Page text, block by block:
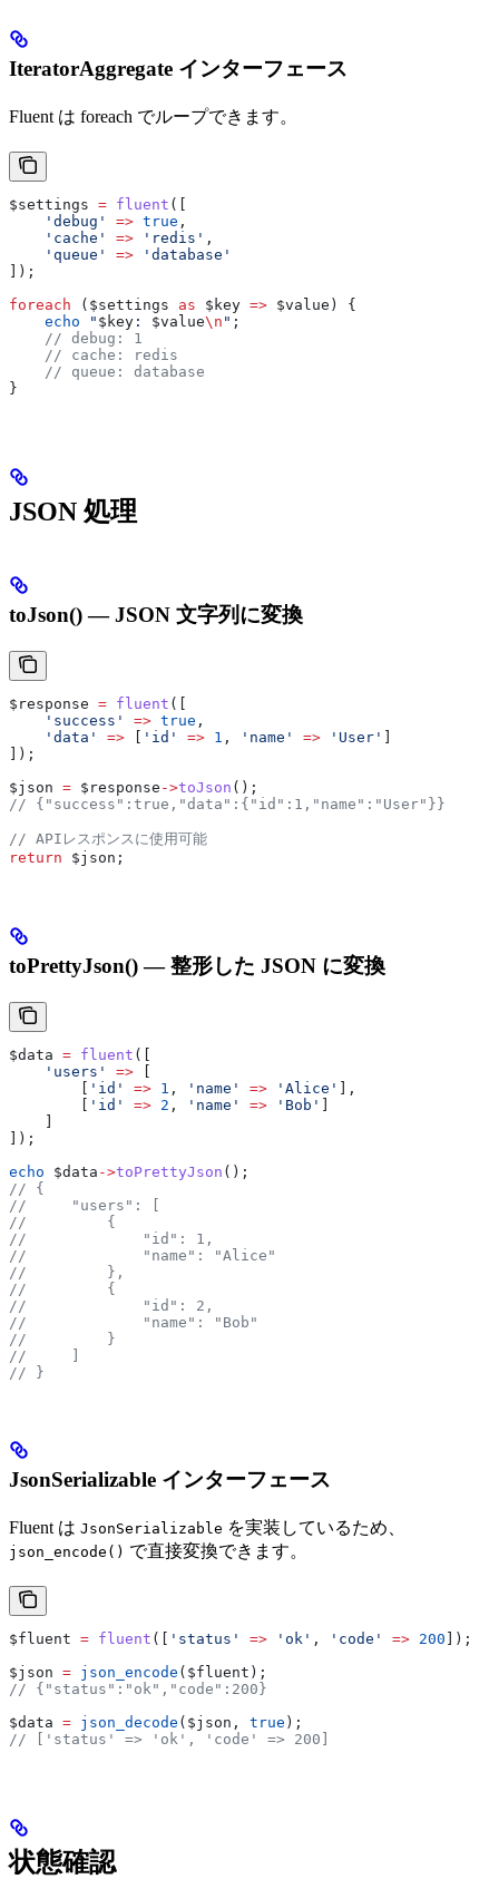
IteratorAggregate インターフェース
Fluent は foreach でループできます。
$settings = fluent ([
    'debug'
=> true ,
    'cache'
=> 'redis' ,
    'queue'
=> 'database'
]);
foreach ( $settings as $key => $value ) {
    echo
" $key : $value\n " ;
    // debug: 1
    // cache: redis
    // queue: database
}
JSON 処理
toJson() — JSON 文字列に変換
$response = fluent ([
    'success'
=> true ,
    'data'
=> 'id' => 1 , 'name' => 'User'
]);
$json = $response ->toJson ();
// {"success":true,"data":{"id":1,"name":"User"}}
// APIレスポンスに使用可能
return $json ;
toPrettyJson() — 整形した JSON に変換
$data = fluent ([
    'users'
=> [
        [
'id' => 1 , 'name' => 'Alice' ],
        [
'id' => 2 , 'name' => 'Bob' ]
    ]
]);
echo $data ->toPrettyJson ();
// {
//     "users": [
//         {
//             "id": 1,
//             "name": "Alice"
//         },
//         {
//             "id": 2,
//             "name": "Bob"
//         }
//     ]
// }
JsonSerializable インターフェース
Fluent は JsonSerializable を実装しているため、
json_encode() で直接変換できます。
$fluent = fluent ([ 'status' => 'ok' , 'code' => 200 ]);
$json = json_encode ( $fluent );
// {"status":"ok","code":200}
$data = json_decode ( $json , true );
// ['status' => 'ok', 'code' => 200]
状態確認